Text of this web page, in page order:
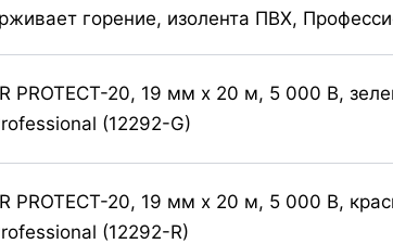
горение, изолента ПВХ,
PROTECT-20, 19 мм х 20 м, 5 000 В,
(12292-G)
PROTECT-20, 19 мм х 20 м, 5 000 В,
(12292-R)